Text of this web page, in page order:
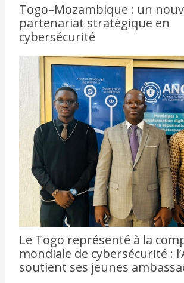
Togo–Mozambique : un
partenariat stratégique en
cybersécurité
Le Togo représenté à la
mondiale de cybersécurité :
soutient ses jeunes